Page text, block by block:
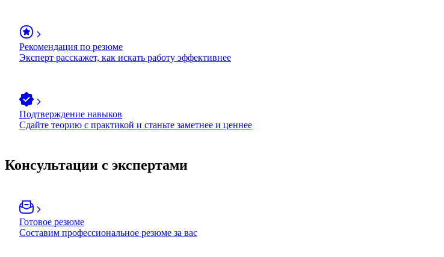
Рекомендация по резюме
Эксперт расскажет, как искать работу эффективнее
Подтверждение навыков
Сдайте теорию с практикой и станьте заметнее и ценнее
Консультации с экспертами
Готовое резюме
Составим профессиональное резюме за вас